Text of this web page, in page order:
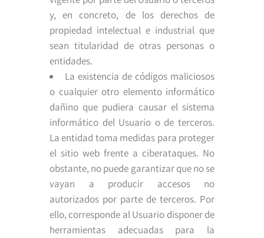
y, en concreto, de los derechos de
propiedad intelectual e industrial que
sean titularidad de otras personas o
entidades.
La existencia de códigos maliciosos
o cualquier otro elemento informático
dañino que pudiera causar el sistema
informático del Usuario o de terceros.
La entidad toma medidas para proteger
el sitio web frente a ciberataques. No
obstante, no puede garantizar que no se
vayan a producir accesos no
autorizados por parte de terceros. Por
ello, corresponde al Usuario disponer de
herramientas adecuadas para la